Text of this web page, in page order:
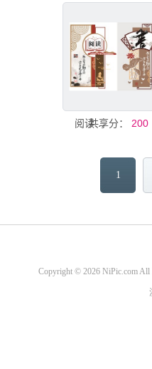
阅读形象墙模板
共享分： 200
1
Copyright © 2026 NiPic.com All